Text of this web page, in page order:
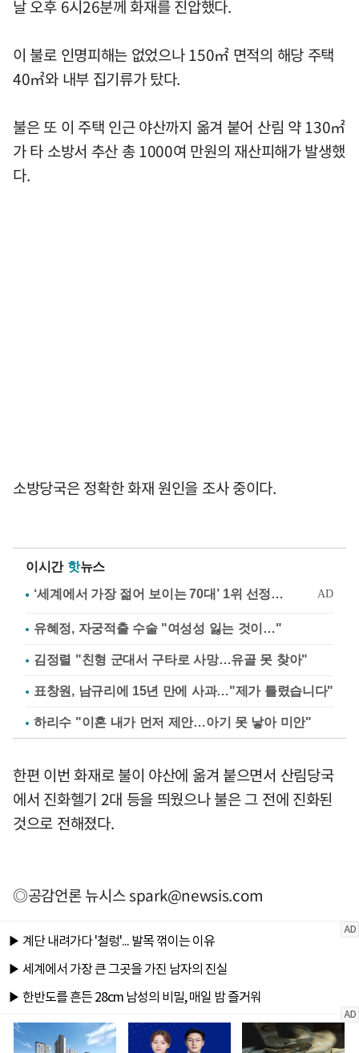
날 오후 6시26분께 화재를 진압했다.
이 불로 인명피해는 없었으나 150㎡ 면적의 해당 주택
40㎡와 내부 집기류가 탔다.
불은 또 이 주택 인근 야산까지 옮겨 붙어 산림 약 130㎡
가 타 소방서 추산 총 1000여 만원의 재산피해가 발생했
다.
소방당국은 정확한 화재 원인을 조사 중이다.
이시간 핫뉴스
유혜정, 자궁적출 수술 "여성성 잃는 것이…"
김정렬 "친형 군대서 구타로 사망…유골 못 찾아"
표창원, 남규리에 15년 만에 사과…"제가 틀렸습니다"
하리수 "이혼 내가 먼저 제안…아기 못 낳아 미안"
한편 이번 화재로 불이 야산에 옮겨 붙으면서 산림당국
에서 진화헬기 2대 등을 띄웠으나 불은 그 전에 진화된
것으로 전해졌다.
◎공감언론 뉴시스spark@newsis.com